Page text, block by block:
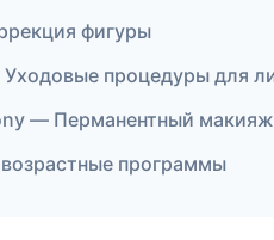
фигуры
процедуры для
— Перманентный макияж
программы